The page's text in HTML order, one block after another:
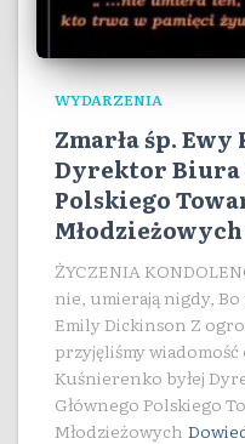
WYDARZENIA
Zmarła śp.
Dyrektor Biura
Polskiego
ŻYCZENIA
nie, umierają nigdy,
Emily Dickinson Z
przyjęliśmy wiadomość
Kuśnierenko byłej
Głównego Polskiego
Młodzieżowych